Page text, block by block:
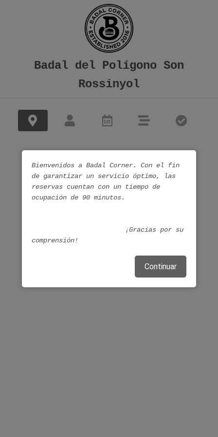
Badal del Polígono Son
Rossinyol
Bienvenidos a Badal Corner. Con el fin
de garantizar un servicio óptimo, las
reservas cuentan con un tiempo de
ocupación de 90 minutos.
¡Gracias por su
comprensión!
Continuar